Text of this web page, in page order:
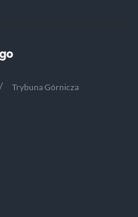
Trybuna Górnicza